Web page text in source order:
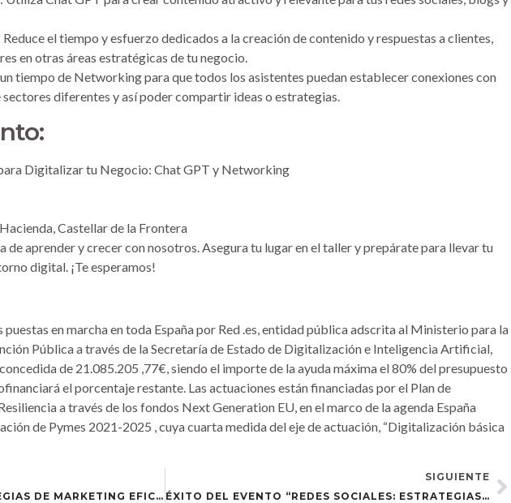
Reduce el tiempo y esfuerzo dedicados a la creación de contenido y respuestas a clientes,
en otras áreas estratégicas de tu negocio.
tiempo de Networking para que todos los asistentes puedan establecer conexiones con
sectores diferentes y así poder compartir ideas o estrategias.
Digitalizar tu Negocio: Chat GPT y Networking
Castellar de la Frontera
de aprender y crecer con nosotros. Asegura tu lugar en el taller y prepárate para llevar tu
digital. ¡Te esperamos!
en marcha en toda España por Red .es, entidad pública adscrita al Ministerio para la
Pública a través de la Secretaría de Estado de Digitalización e Inteligencia Artificial,
de 21.085.205 ,77€, siendo el importe de la ayuda máxima el 80% del presupuesto
el porcentaje restante. Las actuaciones están financiadas por el Plan de
a través de los fondos Next Generation EU, en el marco de la agenda España
de Pymes 2021-2025 , cuya cuarta medida del eje de actuación, “Digitalización básica
REDES SOCIALES: ESTRATEGIAS DE MARKETING EFICACES PARA TU NEGOCIO LLEGA A ESPERA
SIGUIENTE
ÉXITO DEL EVENTO “REDES SOCIALES: ESTRATEGIAS DE MARKETING EFICACES PARA TU NEGOCIO” EN ESPERA